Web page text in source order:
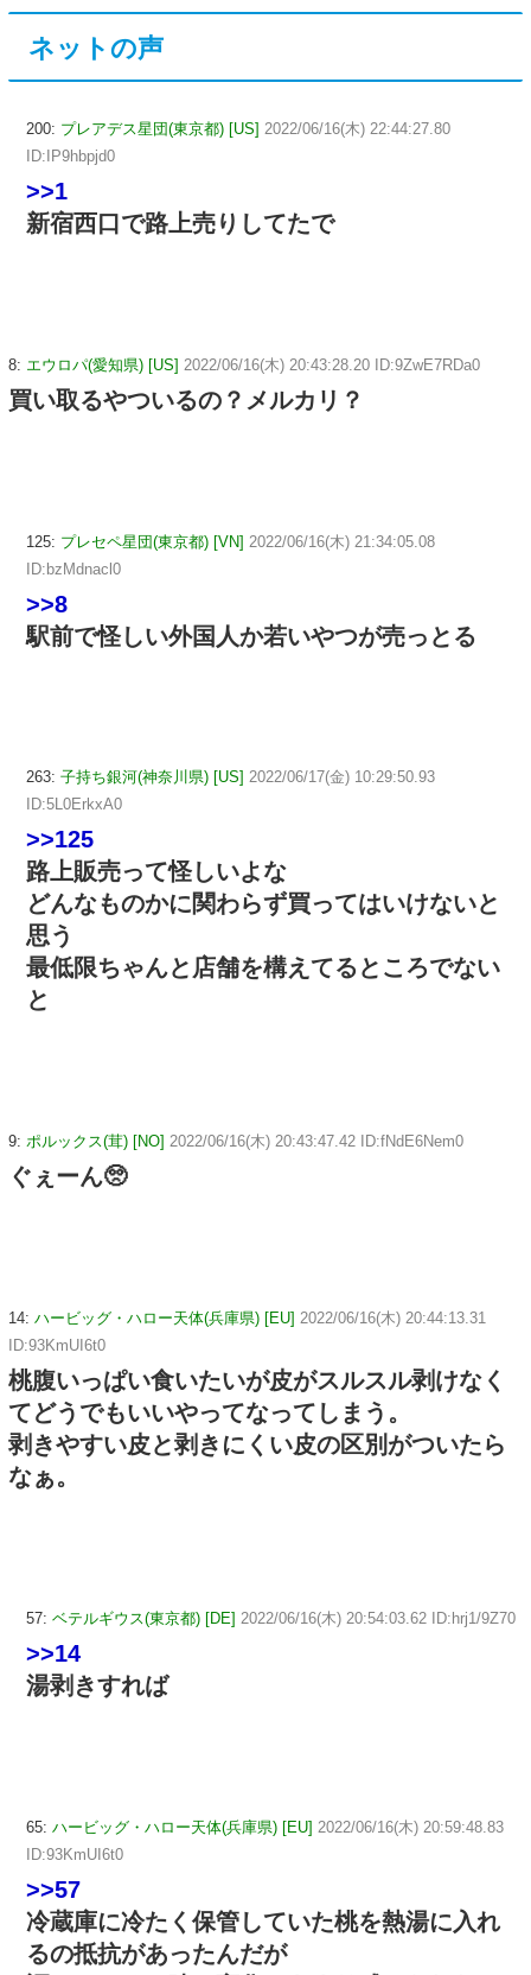
ネットの声
200: プレアデス星団(東京都) [US] 2022/06/16(木) 22:44:27.80
ID:IP9hbpjd0
>>1
新宿西口で路上売りしてたで
8: エウロパ(愛知県) [US] 2022/06/16(木) 20:43:28.20 ID:9ZwE7RDa0
買い取るやついるの？メルカリ？
125: プレセペ星団(東京都) [VN] 2022/06/16(木) 21:34:05.08
ID:bzMdnacl0
>>8
駅前で怪しい外国人か若いやつが売っとる
263: 子持ち銀河(神奈川県) [US] 2022/06/17(金) 10:29:50.93
ID:5L0ErkxA0
>>125
路上販売って怪しいよな
どんなものかに関わらず買ってはいけないと
思う
最低限ちゃんと店舗を構えてるところでない
と
9: ポルックス(茸) [NO] 2022/06/16(木) 20:43:47.42 ID:fNdE6Nem0
ぐぇーん🥺
14: ハービッグ・ハロー天体(兵庫県) [EU] 2022/06/16(木) 20:44:13.31
ID:93KmUI6t0
桃腹いっぱい食いたいが皮がスルスル剥けなく
てどうでもいいやってなってしまう。
剥きやすい皮と剥きにくい皮の区別がついたら
なぁ。
57: ベテルギウス(東京都) [DE] 2022/06/16(木) 20:54:03.62 ID:hrj1/9Z70
>>14
湯剥きすれば
65: ハービッグ・ハロー天体(兵庫県) [EU] 2022/06/16(木) 20:59:48.83
ID:93KmUI6t0
>>57
冷蔵庫に冷たく保管していた桃を熱湯に入れ
るの抵抗があったんだが